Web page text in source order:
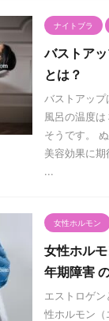
ナイトブラ
バストア
とは？
バストアッ
風呂の温度
そうです。
美容効果に
...
女性ホルモン
女性ホル
年期障害
エストロゲ
性ホルモン（